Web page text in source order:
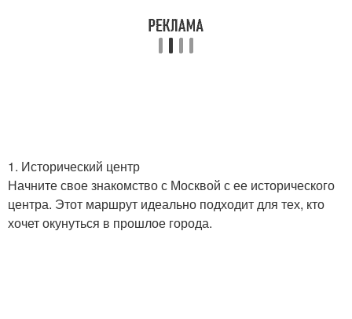
1. Исторический центр
Начните свое знакомство с Москвой с ее исторического
центра. Этот маршрут идеально подходит для тех, кто
хочет окунуться в прошлое города.